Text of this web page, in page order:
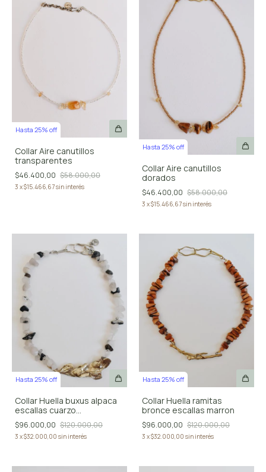
Hasta 25% off
Collar Aire canutillos
transparentes
$46.400,00 $58.000,00
3 x$15.466,67sin interés
Hasta 25% off
Collar Aire canutillos
dorados
$46.400,00 $58.000,00
3 x$15.466,67sin interés
Hasta 25% off
Collar Huella buxus alpaca
escallas cuarzo
turmalinado
$96.000,00 $120.000,00
3 x$32.000,00 sin interés
Hasta 25% off
Collar Huella ramitas
bronce escallas marron
$96.000,00 $120.000,00
3 x$32.000,00 sin interés